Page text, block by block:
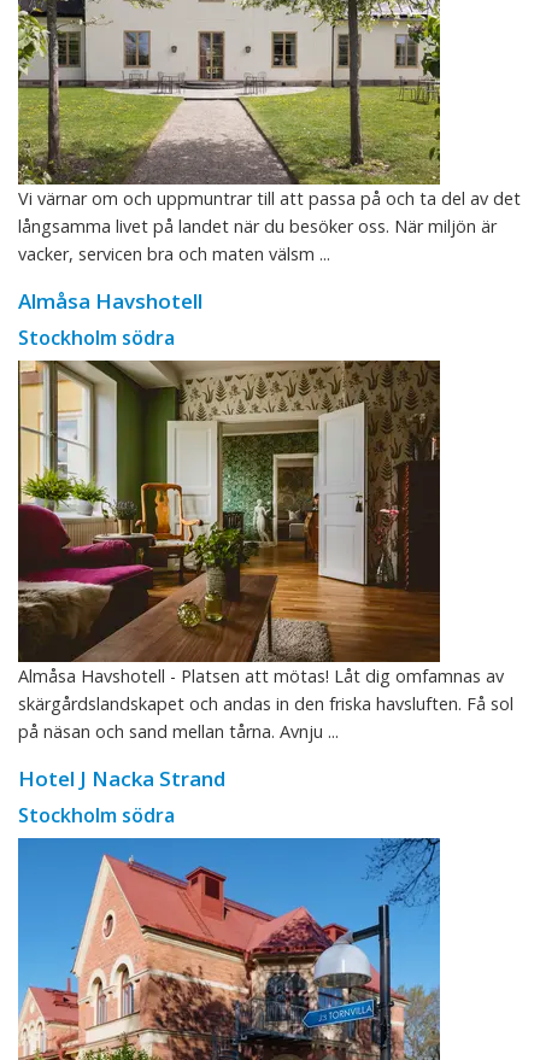
Vi värnar om och uppmuntrar till att passa på och ta del av det
långsamma livet på landet när du besöker oss. När miljön är
vacker, servicen bra och maten välsm ...
Almåsa Havshotell
Stockholm södra
Almåsa Havshotell - Platsen att mötas! Låt dig omfamnas av
skärgårdslandskapet och andas in den friska havsluften. Få sol
på näsan och sand mellan tårna. Avnju ...
Hotel J Nacka Strand
Stockholm södra